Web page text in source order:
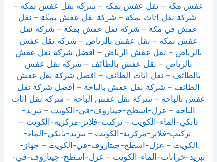
عفش مكة – نقل عفش بمكة – شركة نقل عفش بمكة –
شركة نقل اثاث بمكة – شركة نقل عفش بمكة – نقل
عفش في مكة – شركة نقل عفش بمكة – شركة نقل
عفش بمكة – نقل عفش بالرياض – شركة نقل عفش
بالرياض – نقل عفش الرياض – افضل شركة نقل عفش
بالرياض – نقل عفش بالطائف – شركة نقل عفش
بالطائف – نقل اثاث الطائف – افضل شركة نقل عفش
الطائف – شركة نقل عفش بالباحة – أفضل شركة نقل
عفش بالباحة – شركة نقل عفش الباحة – شركة نقل اثاث
الباحه – عزل-اسطح-جيتاروف-في-الكويت – تبريد-
تانكي-الماء-الكويت –تركيب-فلاتر-مركزية-الكويت –
تركيب-فلاتر-مركزية-الكويت –تبريد-تانكي-الماء-
الكويت – عزل-اسطح-جيتاروف-في-الكويت – جهاز-
تبريد-خزانات-الماء-الكويت – عزل-اسطح-جيتاروف-في-